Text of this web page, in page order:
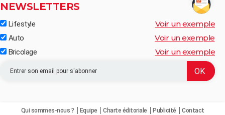
NEWSLETTERS
Lifestyle Voir un exemple
Auto Voir un exemple
Bricolage Voir un exemple
Qui sommes-nous ? Equipe Charte éditoriale Publicité Contact